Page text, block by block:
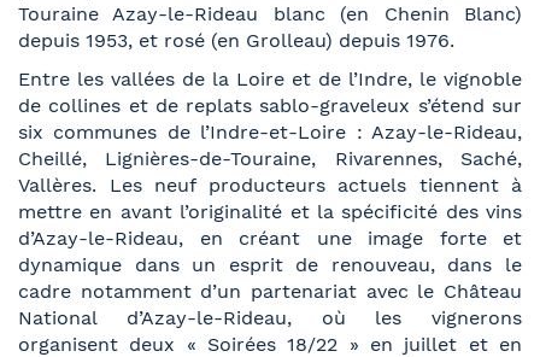
Touraine Azay-le-Rideau blanc (en Chenin Blanc)
depuis 1953, et rosé (en Grolleau) depuis 1976.
Entre les vallées de la Loire et de l’Indre, le vignoble
de collines et de replats sablo-graveleux s’étend sur
six communes de l’Indre-et-Loire : Azay-le-Rideau,
Cheillé, Lignières-de-Touraine, Rivarennes, Saché,
Vallères. Les neuf producteurs actuels tiennent à
mettre en avant l’originalité et la spécificité des vins
d’Azay-le-Rideau, en créant une image forte et
dynamique dans un esprit de renouveau, dans le
cadre notamment d’un partenariat avec le Château
National d’Azay-le-Rideau, où les vignerons
organisent deux « Soirées 18/22 » en juillet et en